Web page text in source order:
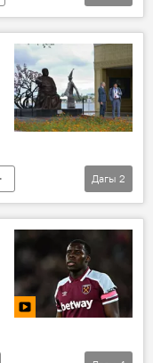
Россиянын Донбассты коргоо боюнча атайын операциясы
Дагы 2